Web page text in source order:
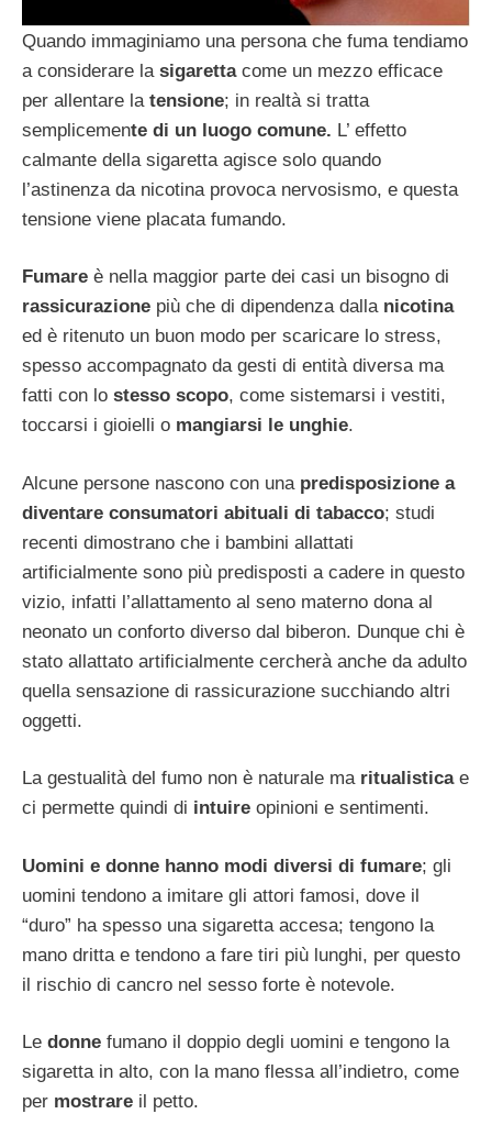
Quando immaginiamo una persona che fuma tendiamo
a considerare la sigaretta come un mezzo efficace
per allentare la tensione; in realtà si tratta
semplicemente di un luogo comune. L’ effetto
calmante della sigaretta agisce solo quando
l’astinenza da nicotina provoca nervosismo, e questa
tensione viene placata fumando.
Fumare è nella maggior parte dei casi un bisogno di
rassicurazione più che di dipendenza dalla nicotina
ed è ritenuto un buon modo per scaricare lo stress,
spesso accompagnato da gesti di entità diversa ma
fatti con lo stesso scopo, come sistemarsi i vestiti,
toccarsi i gioielli o mangiarsi le unghie.
Alcune persone nascono con una predisposizione a
diventare consumatori abituali di tabacco; studi
recenti dimostrano che i bambini allattati
artificialmente sono più predisposti a cadere in questo
vizio, infatti l’allattamento al seno materno dona al
neonato un conforto diverso dal biberon. Dunque chi è
stato allattato artificialmente cercherà anche da adulto
quella sensazione di rassicurazione succhiando altri
oggetti.
La gestualità del fumo non è naturale ma ritualistica e
ci permette quindi di intuire opinioni e sentimenti.
Uomini e donne hanno modi diversi di fumare; gli
uomini tendono a imitare gli attori famosi, dove il
“duro” ha spesso una sigaretta accesa; tengono la
mano dritta e tendono a fare tiri più lunghi, per questo
il rischio di cancro nel sesso forte è notevole.
Le donne fumano il doppio degli uomini e tengono la
sigaretta in alto, con la mano flessa all’indietro, come
per mostrare il petto.